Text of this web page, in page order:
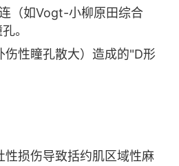
（如Vogt-小柳原田综合
。
伤性瞳孔散大）造成的"D形
性损伤导致括约肌区域性麻